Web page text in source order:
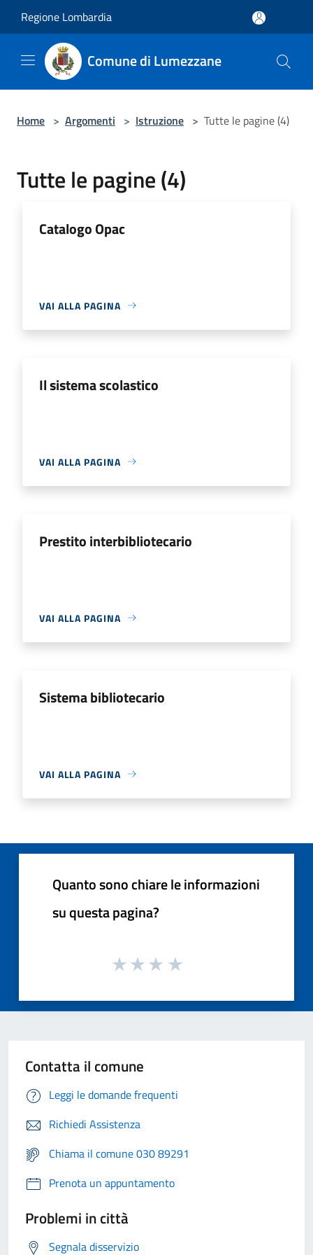
Regione Lombardia
Comune di Lumezzane
Home > Argomenti > Istruzione > Tutte le pagine (4)
Tutte le pagine (4)
Catalogo Opac
VAI ALLA PAGINA
Il sistema scolastico
VAI ALLA PAGINA
Prestito interbibliotecario
VAI ALLA PAGINA
Sistema bibliotecario
VAI ALLA PAGINA
Quanto sono chiare le informazioni
su questa pagina?
Contatta il comune
Leggi le domande frequenti
Richiedi Assistenza
Chiama il comune 030 89291
Prenota un appuntamento
Problemi in città
Segnala disservizio